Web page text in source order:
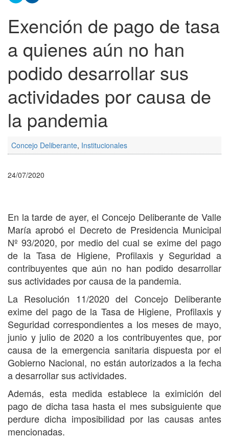
Exención de pago de tasa
a quienes aún no han
podido desarrollar sus
actividades por causa de
la pandemia
Concejo Deliberante, Institucionales
24/07/2020
En la tarde de ayer, el Concejo Deliberante de Valle
María aprobó el Decreto de Presidencia Municipal
Nº 93/2020, por medio del cual se exime del pago
de la Tasa de Higiene, Profilaxis y Seguridad a
contribuyentes que aún no han podido desarrollar
sus actividades por causa de la pandemia.
La Resolución 11/2020 del Concejo Deliberante
exime del pago de la Tasa de Higiene, Profilaxis y
Seguridad correspondientes a los meses de mayo,
junio y julio de 2020 a los contribuyentes que, por
causa de la emergencia sanitaria dispuesta por el
Gobierno Nacional, no están autorizados a la fecha
a desarrollar sus actividades.
Además, esta medida establece la eximición del
pago de dicha tasa hasta el mes subsiguiente que
perdure dicha imposibilidad por las causas antes
mencionadas.